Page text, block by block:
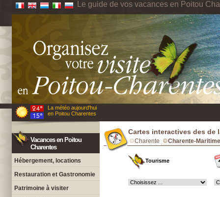
Le guide de vos vacances en Poitou
La météo aujourd'hui
en Poitou Charentes
Vacances en Poitou
Charentes
Hébergement, locations
Restauration et Gastronomie
Patrimoine à visiter
Cartes interactives des de
Charente Charente-Maritime
Tourisme